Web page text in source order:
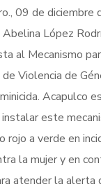
09 de diciembre
Abelina López
al Mecanismo
Violencia de
Acapulco
instalar este
rojo a verde en
la mujer y en
atender la alerta